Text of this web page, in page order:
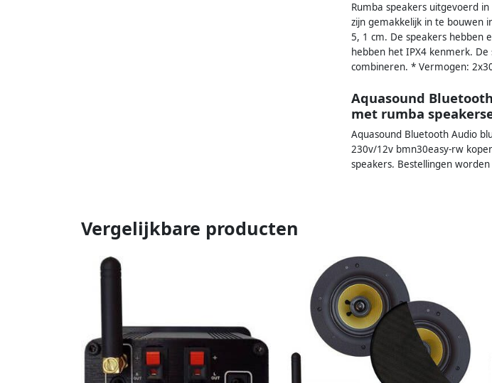
Rumba speakers uitgevoerd
zijn gemakkelijk in te bouwen
5, 1 cm. De speakers hebben
hebben het IPX4 kenmerk.
combineren. * Vermogen:
Aquasound
met rumba
Aquasound Bluetooth Audio
230v/12v bmn30easy-rw
speakers. Bestellingen
Vergelijkbare producten